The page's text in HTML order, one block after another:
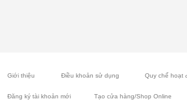
Giới thiệu Điều khoản sử dụng Quy chế hoạt
Đăng ký tài khoản mới Tạo cửa hàng/Shop Online